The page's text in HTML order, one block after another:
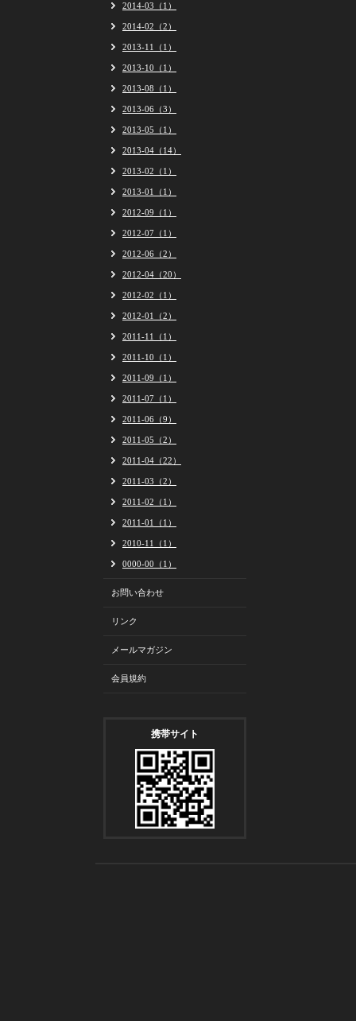
2014-03（1）
2014-02（2）
2013-11（1）
2013-10（1）
2013-08（1）
2013-06（3）
2013-05（1）
2013-04（14）
2013-02（1）
2013-01（1）
2012-09（1）
2012-07（1）
2012-06（2）
2012-04（20）
2012-02（1）
2012-01（2）
2011-11（1）
2011-10（1）
2011-09（1）
2011-07（1）
2011-06（9）
2011-05（2）
2011-04（22）
2011-03（2）
2011-02（1）
2011-01（1）
2010-11（1）
0000-00（1）
お問い合わせ
リンク
メールマガジン
会員規約
携帯サイト